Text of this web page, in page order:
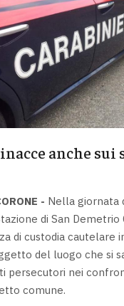
anche sui
- Nella giornata
di San Demetrio
di custodia cautelare
del luogo che si
persecutori nei
comune.